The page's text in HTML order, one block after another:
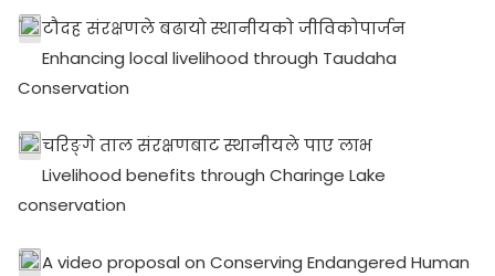
टौदह संरक्षणले बढायो स्थानीयको जीविकोपार्जन
Enhancing local livelihood through Taudaha
Conservation
चरिङ्गे ताल संरक्षणबाट स्थानीयले पाए लाभ
Livelihood benefits through Charinge Lake
conservation
A video proposal on Conserving Endangered Human